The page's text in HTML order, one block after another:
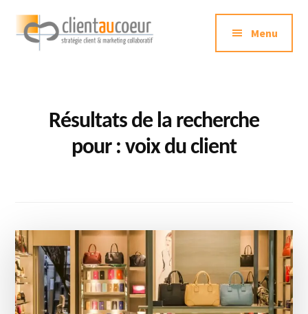
contenu
Additional
menu
mémorables
Menu
Résultats de la recherche
pour : voix du client